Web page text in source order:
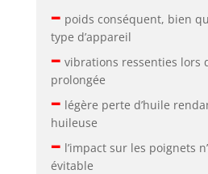
– poids conséquent, bien
type d’appareil
– vibrations ressenties lors
prolongée
– légère perte d’huile
huileuse
– l’impact sur les poignets
évitable